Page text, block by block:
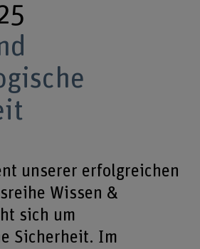
unserer erfolgreichen
Wissen &
sich um
Sicherheit. Im